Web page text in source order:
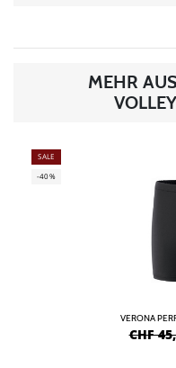
MEHR
SALE
-40%
VERONA
CHF